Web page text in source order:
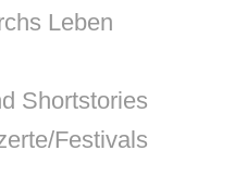
Leben
Shortstories
Festivals